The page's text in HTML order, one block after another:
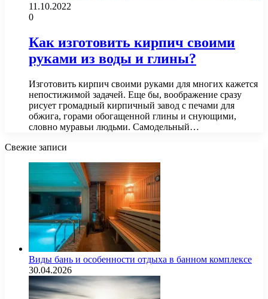
11.10.2022
0
Как изготовить кирпич своими
руками из воды и глины?
Изготовить кирпич своими руками для многих кажется
непостижимой задачей. Еще бы, воображение сразу
рисует громадный кирпичный завод с печами для
обжига, горами обогащенной глины и снующими,
словно муравьи людьми. Самодельный…
Свежие записи
Виды бань и особенности отдыха в банном комплексе
30.04.2026